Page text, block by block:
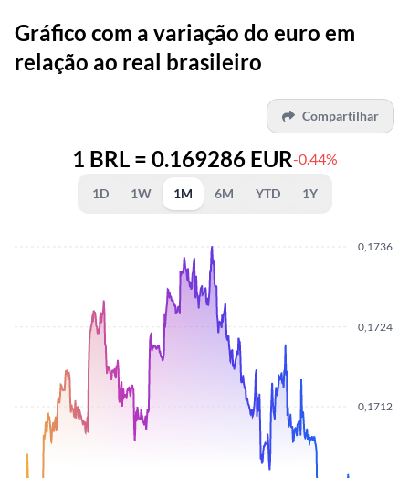
Gráfico com a variação do euro em
relação ao real brasileiro
Compartilhar
1 BRL = 0.169286 EUR-0.44%
1D 1W 1M 6M YTD 1Y
0,1712
0,1724
0,1736